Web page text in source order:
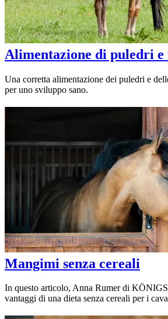
Alimentazione di puledri
Una corretta alimentazione dei puledri e
per uno sviluppo sano.
Mangimi senza cereali
In questo articolo, Anna Rumer di
vantaggi di una dieta senza cereali per i